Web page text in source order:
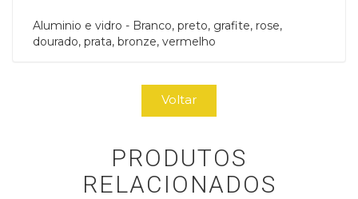
Aluminio e vidro - Branco, preto, grafite, rose,
dourado, prata, bronze, vermelho
Voltar
PRODUTOS
RELACIONADOS